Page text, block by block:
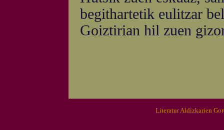
begithartetik eulitzar
Goiztirian hil zuen
Literatur Aldizkarien